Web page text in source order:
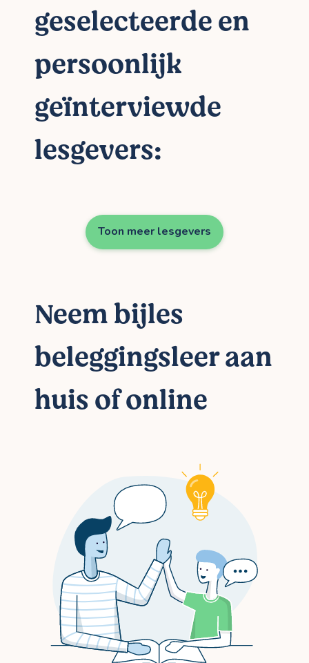
geselecteerde en
persoonlijk
geïnterviewde
lesgevers:
Toon meer lesgevers
Neem bijles
beleggingsleer aan
huis of online